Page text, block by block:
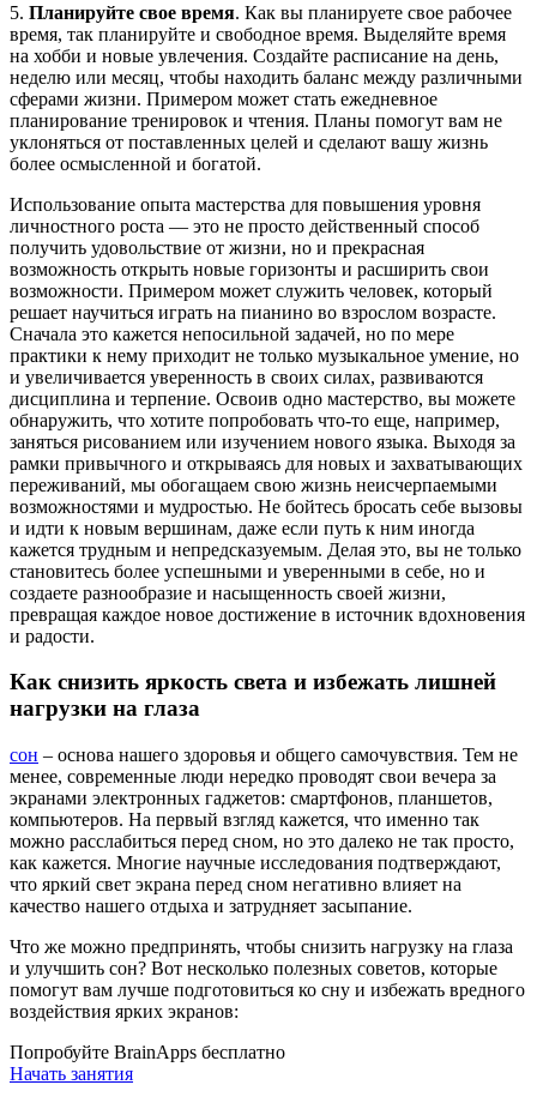
5. Планируйте свое время. Как вы планируете свое рабочее
время, так планируйте и свободное время. Выделяйте время
на хобби и новые увлечения. Создайте расписание на день,
неделю или месяц, чтобы находить баланс между различными
сферами жизни. Примером может стать ежедневное
планирование тренировок и чтения. Планы помогут вам не
уклоняться от поставленных целей и сделают вашу жизнь
более осмысленной и богатой.
Использование опыта мастерства для повышения уровня
личностного роста — это не просто действенный способ
получить удовольствие от жизни, но и прекрасная
возможность открыть новые горизонты и расширить свои
возможности. Примером может служить человек, который
решает научиться играть на пианино во взрослом возрасте.
Сначала это кажется непосильной задачей, но по мере
практики к нему приходит не только музыкальное умение, но
и увеличивается уверенность в своих силах, развиваются
дисциплина и терпение. Освоив одно мастерство, вы можете
обнаружить, что хотите попробовать что-то еще, например,
заняться рисованием или изучением нового языка. Выходя за
рамки привычного и открываясь для новых и захватывающих
переживаний, мы обогащаем свою жизнь неисчерпаемыми
возможностями и мудростью. Не бойтесь бросать себе вызовы
и идти к новым вершинам, даже если путь к ним иногда
кажется трудным и непредсказуемым. Делая это, вы не только
становитесь более успешными и уверенными в себе, но и
создаете разнообразие и насыщенность своей жизни,
превращая каждое новое достижение в источник вдохновения
и радости.
Как снизить яркость света и избежать лишней
нагрузки на глаза
сон – основа нашего здоровья и общего самочувствия. Тем не
менее, современные люди нередко проводят свои вечера за
экранами электронных гаджетов: смартфонов, планшетов,
компьютеров. На первый взгляд кажется, что именно так
можно расслабиться перед сном, но это далеко не так просто,
как кажется. Многие научные исследования подтверждают,
что яркий свет экрана перед сном негативно влияет на
качество нашего отдыха и затрудняет засыпание.
Что же можно предпринять, чтобы снизить нагрузку на глаза
и улучшить сон? Вот несколько полезных советов, которые
помогут вам лучше подготовиться ко сну и избежать вредного
воздействия ярких экранов:
Попробуйте BrainApps бесплатно
Начать занятия